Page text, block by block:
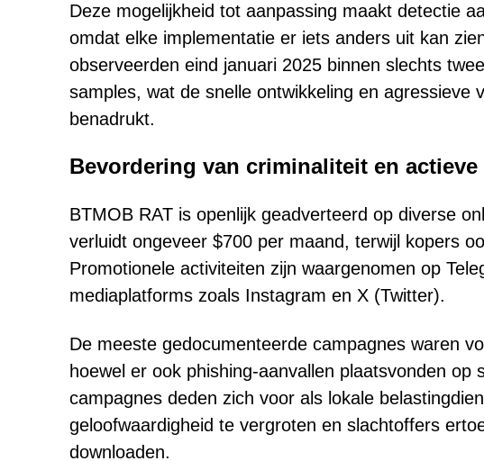
Deze mogelijkheid tot aanpassing maakt detectie
omdat elke implementatie er iets anders uit kan
observeerden eind januari 2025 binnen slechts
samples, wat de snelle ontwikkeling en agressieve
benadrukt.
Bevordering van criminaliteit en
BTMOB RAT is openlijk geadverteerd op diverse
verluidt ongeveer $700 per maand, terwijl kopers
Promotionele activiteiten zijn waargenomen op
mediaplatforms zoals Instagram en X (Twitter).
De meeste gedocumenteerde campagnes waren
hoewel er ook phishing-aanvallen plaatsvonden op
campagnes deden zich voor als lokale
geloofwaardigheid te vergroten en slachtoffers
downloaden.